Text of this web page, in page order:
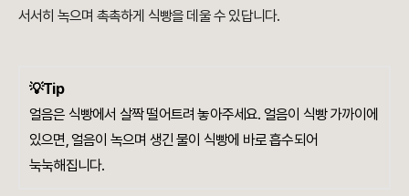
서서히 녹으며 촉촉하게 식빵을 데울 수 있답니다.
💡Tip
얼음은 식빵에서 살짝 떨어트려 놓아주세요. 얼음이 식빵 가까이에
있으면, 얼음이 녹으며 생긴 물이 식빵에 바로 흡수되어
눅눅해집니다.